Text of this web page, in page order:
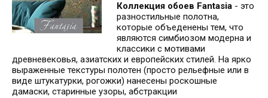
Коллекция обоев Fantasia - это
разностильные полотна,
которые объеденены тем, что
являются симбиозом модерна и
классики с мотивами
древневековья, азиатских и европейских стилей. На ярко
выраженные текстуры полотен (просто рельефные или в
виде штукатурки, рогожки) нанесены роскошные
дамаски, старинные узоры, абстракции